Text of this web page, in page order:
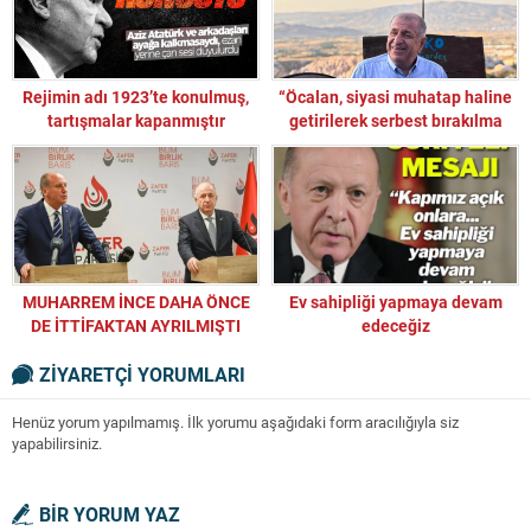
Rejimin adı 1923’te konulmuş,
tartışmalar kapanmıştır
“Öcalan, siyasi muhatap haline
getirilerek serbest bırakılma
süreci mi başlatıldı?”
MUHARREM İNCE DAHA ÖNCE
DE İTTİFAKTAN AYRILMIŞTI
Ev sahipliği yapmaya devam
edeceğiz
ZİYARETÇİ YORUMLARI
Henüz yorum yapılmamış. İlk yorumu aşağıdaki form aracılığıyla siz
yapabilirsiniz.
BİR YORUM YAZ